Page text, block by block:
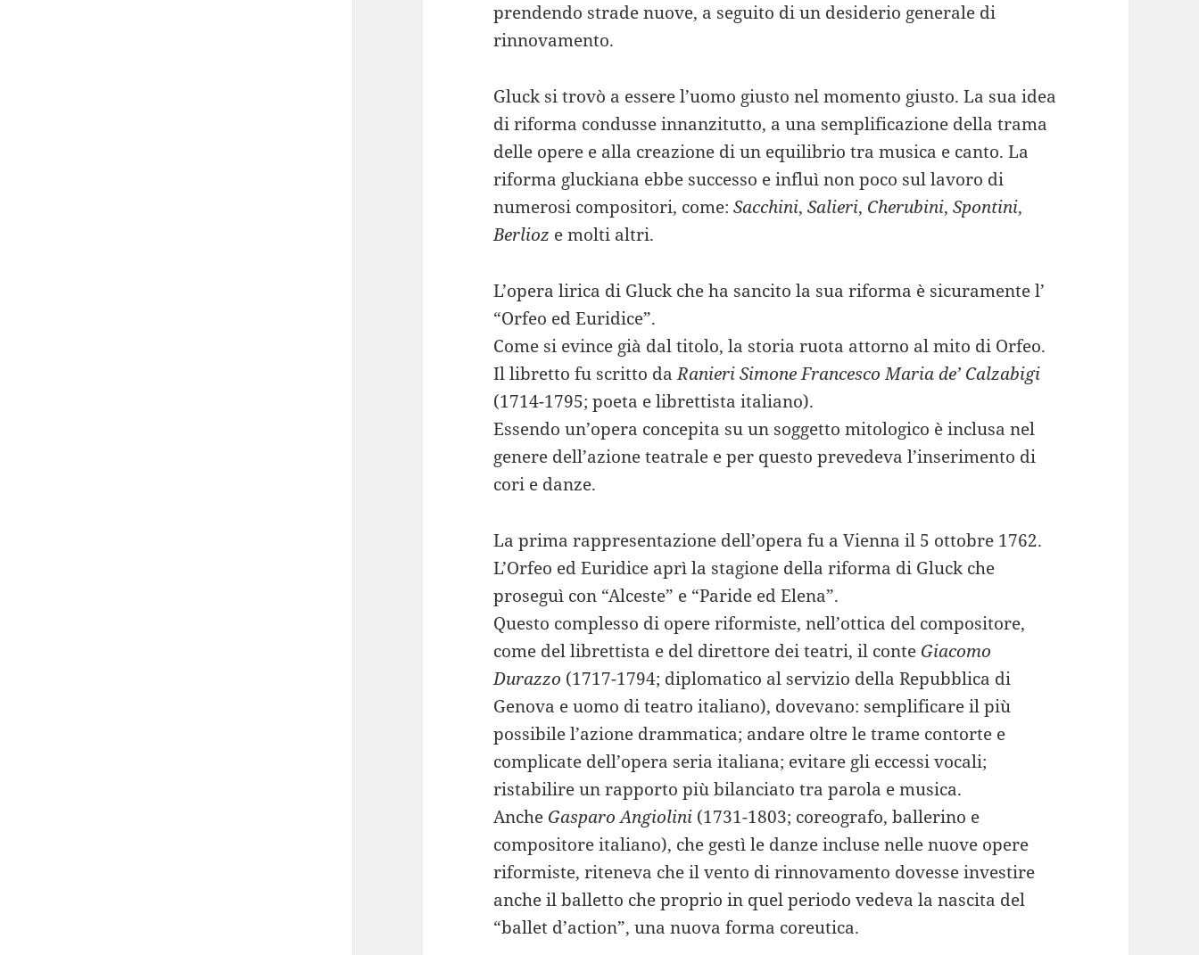
prendendo strade nuove, a seguito di un desiderio generale di
rinnovamento.
Gluck si trovò a essere l’uomo giusto nel momento giusto. La sua idea
di riforma condusse innanzitutto, a una semplificazione della trama
delle opere e alla creazione di un equilibrio tra musica e canto. La
riforma gluckiana ebbe successo e influì non poco sul lavoro di
numerosi compositori, come:Sacchini,Salieri, Cherubini,Spontini,
Berlioz e molti altri.
L’opera lirica di Gluck che ha sancito la sua riforma è sicuramente l’
“Orfeo ed Euridice”.
Come si evince già dal titolo, la storia ruota attorno al mito di Orfeo.
Il libretto fu scritto daRanieri Simone Francesco Maria de’ Calzabigi
(1714-1795; poeta e librettista italiano).
Essendo un’opera concepita su un soggetto mitologico è inclusa nel
genere dell’azione teatrale e per questo prevedeva l’inserimento di
cori e danze.
La prima rappresentazione dell’opera fu a Vienna il 5 ottobre 1762.
L’Orfeo ed Euridice aprì la stagione della riforma di Gluck che
proseguì con “Alceste” e “Paride ed Elena”.
Questo complesso di opere riformiste, nell’ottica del compositore,
come del librettista e del direttore dei teatri, il conte Giacomo
Durazzo (1717-1794; diplomatico al servizio della Repubblica di
Genova e uomo di teatro italiano), dovevano: semplificare il più
possibile l’azione drammatica; andare oltre le trame contorte e
complicate dell’opera seria italiana; evitare gli eccessi vocali;
ristabilire un rapporto più bilanciato tra parola e musica.
Anche Gasparo Angiolini (1731-1803; coreografo, ballerino e
compositore italiano), che gestì le danze incluse nelle nuove opere
riformiste, riteneva che il vento di rinnovamento dovesse investire
anche il balletto che proprio in quel periodo vedeva la nascita del
“ballet d’action”, una nuova forma coreutica.